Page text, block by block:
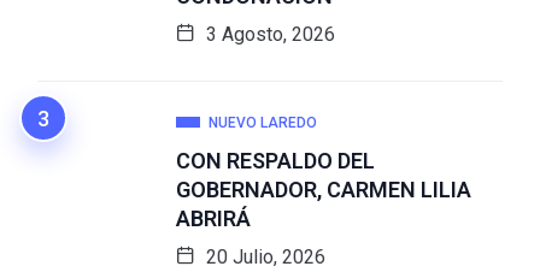
3 Agosto, 2026
NUEVO LAREDO
CON RESPALDO DEL
GOBERNADOR, CARMEN LILIA
ABRIRÁ
20 Julio, 2026